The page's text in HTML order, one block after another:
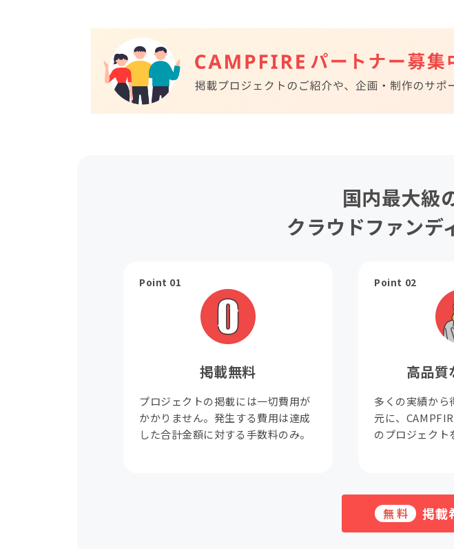
国内最大級
クラウドファンデ
Point 01
掲載無料
プロジェクトの掲載には一切費用が
かかりません。発生する費用は達成
した合計金額に対する手数料のみ。
Point 02
高品質
多くの実績から
元に、
のプロジェクト
無料 掲載